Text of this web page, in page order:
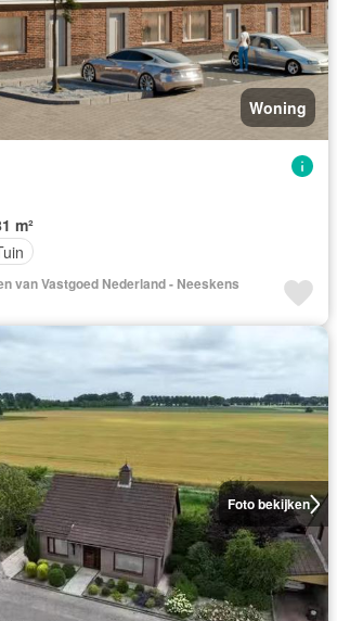
Woning
m²
van Vastgoed Nederland - Neeskens
Foto bekijken